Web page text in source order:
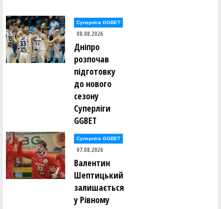
Владислав Делібалт ()
Єгор Дербенцев ()
Федір Добровольский ()
Сергій Долованюк ()
Олександр Доценко ()
Володимир Драбіковський ()
Анастасія Дубова ()
Володимир Євпак ()
Леонід Євстратьєв ()
Антоніна Єгорова ()
Сергій Єльшов ()
Олександр Єрьоменко ()
Олексій Жидков ()
Суперліга GGBET
08.08.2026
Дніпро
розпочав
підготовку
до нового
сезону
Суперліги
GGBET
Суперліга GGBET
07.08.2026
Валентин
Шептицький
залишається
у Рівному